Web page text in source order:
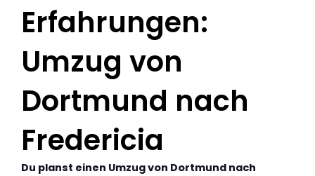
Erfahrungen:
Umzug von
Dortmund nach
Fredericia
Du planst einen Umzug von Dortmund nach